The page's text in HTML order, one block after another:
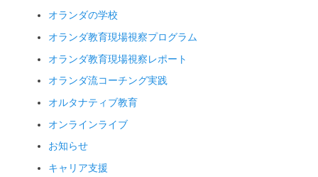
オランダの学校
オランダ教育現場視察プログラム
オランダ教育現場視察レポート
オランダ流コーチング実践
オルタナティブ教育
オンラインライブ
お知らせ
キャリア支援